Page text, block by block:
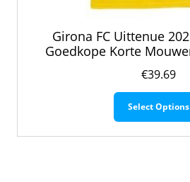
Girona FC Uittenue
Goedkope Korte
€39.69
Select Options